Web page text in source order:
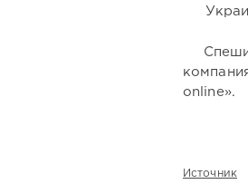
online».
Источник